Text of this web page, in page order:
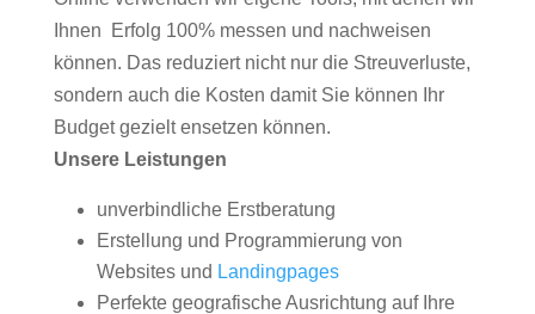
Ihnen Erfolg 100% messen und nachweisen
können. Das reduziert nicht nur die Streuverluste,
sondern auch die Kosten damit Sie können Ihr
Budget gezielt ensetzen können.
Unsere Leistungen
unverbindliche Erstberatung
Erstellung und Programmierung von
Websites und Landingpages
Perfekte geografische Ausrichtung auf Ihre